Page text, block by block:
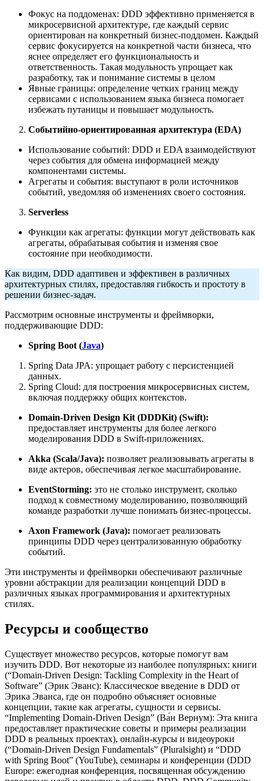
Фокус на поддоменах: DDD эффективно применяется в
микросервисной архитектуре, где каждый сервис
ориентирован на конкретный бизнес-поддомен. Каждый
сервис фокусируется на конкретной части бизнеса, что
яснее определяет его функциональность и
ответственность. Такая модульность упрощает как
разработку, так и понимание системы в целом
Явные границы: определение четких границ между
сервисами с использованием языка бизнеса помогает
избежать путаницы и повышает модульность.
Событийно-ориентированная архитектура (EDA)
Использование событий: DDD и EDA взаимодействуют
через события для обмена информацией между
компонентами системы.
Агрегаты и события: выступают в роли источников
событий, уведомляя об изменениях своего состояния.
Serverless
Функции как агрегаты: функции могут действовать как
агрегаты, обрабатывая события и изменяя свое
состояние при необходимости.
Как видим, DDD адаптивен и эффективен в различных
архитектурных стилях, предоставляя гибкость и простоту в
решении бизнес-задач.
Рассмотрим основные инструменты и фреймворки,
поддерживающие DDD:
Spring Boot (Java)
Spring Data JPA: упрощает работу с персистенцией
данных.
Spring Cloud: для построения микросервисных систем,
включая поддержку общих контекстов.
Domain-Driven Design Kit (DDDKit) (Swift):
предоставляет инструменты для более легкого
моделирования DDD в Swift-приложениях.
Akka (Scala/Java): позволяет реализовывать агрегаты в
виде актеров, обеспечивая легкое масштабирование.
EventStorming: это не столько инструмент, сколько
подход к совместному моделированию, позволяющий
команде разработки лучше понимать бизнес-процессы.
Axon Framework (Java): помогает реализовать
принципы DDD через централизованную обработку
событий.
Эти инструменты и фреймворки обеспечивают различные
уровни абстракции для реализации концепций DDD в
различных языках программирования и архитектурных
стилях.
Ресурсы и сообщество
Существует множество ресурсов, которые помогут вам
изучить DDD. Вот некоторые из наиболее популярных: книги
(“Domain-Driven Design: Tackling Complexity in the Heart of
Software” (Эрик Эванс): Классическое введение в DDD от
Эрика Эванса, где он подробно объясняет основные
концепции, такие как агрегаты, сущности и сервисы.
“Implementing Domain-Driven Design” (Ва́н Вернум): Эта книга
предоставляет практические советы и примеры реализации
DDD в реальных проектах), онлайн-курсы и видеоуроки
(“Domain-Driven Design Fundamentals” (Pluralsight) и “DDD
with Spring Boot” (YouTube), семинары и конференции (DDD
Europe: ежегодная конференция, посвященная обсуждению